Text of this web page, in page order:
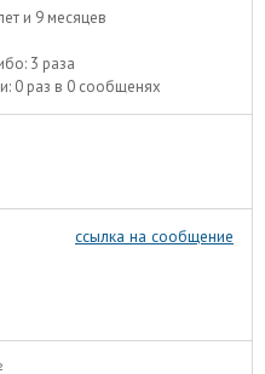
и 9 месяцев
3 раза
0 раз в 0 сообщенях
ссылка на сообщение